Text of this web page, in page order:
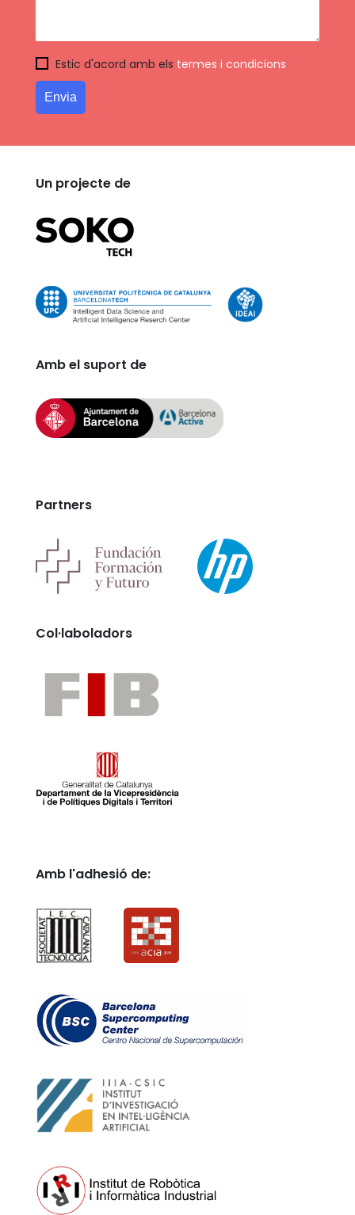
Estic d'acord amb els termes i condicions
Un projecte de
Amb el suport de
Partners
Col·laboladors
Amb l'adhesió de: